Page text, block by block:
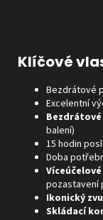
Klíčové
Bezdrátové
Excelentní
balení)
15 hodin
Doba
pozastavení
Ikonický
Skládací